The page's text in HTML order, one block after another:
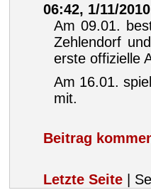
06:42, 1/11/2010
Am 09.01.
Zehlendorf
erste offizielle
Am 16.01.
mit.
Beitrag
Letzte Seite |